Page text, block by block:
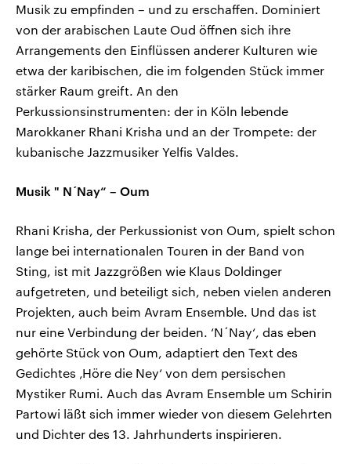
Musik zu empfinden – und zu erschaffen. Dominiert
von der arabischen Laute Oud öffnen sich ihre
Arrangements den Einflüssen anderer Kulturen wie
etwa der karibischen, die im folgenden Stück immer
stärker Raum greift. An den
Perkussionsinstrumenten: der in Köln lebende
Marokkaner Rhani Krisha und an der Trompete: der
kubanische Jazzmusiker Yelfis Valdes.
Musik " N´Nay“ – Oum
Rhani Krisha, der Perkussionist von Oum, spielt schon
lange bei internationalen Touren in der Band von
Sting, ist mit Jazzgrößen wie Klaus Doldinger
aufgetreten, und beteiligt sich, neben vielen anderen
Projekten, auch beim Avram Ensemble. Und das ist
nur eine Verbindung der beiden. ‘N´Nay‘, das eben
gehörte Stück von Oum, adaptiert den Text des
Gedichtes ‚Höre die Ney‘ von dem persischen
Mystiker Rumi. Auch das Avram Ensemble um Schirin
Partowi läßt sich immer wieder von diesem Gelehrten
und Dichter des 13. Jahrhunderts inspirieren.